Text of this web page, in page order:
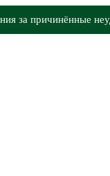
за причинённые